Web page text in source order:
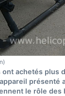
ont achetés plus
présenté
le rôle